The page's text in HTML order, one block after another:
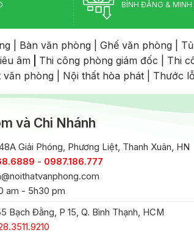
BÌNH ĐẲNG & MINH
Bàn văn phòng Ghế văn phòng
âm Thi công phòng giám đốc Thi
văn phòng Nội thất hòa phát Thước
và Chi Nhánh
Giải Phóng, Phương Liệt, Thanh Xuân, HN
- 0987.186.777
am - 5h30 pm
Bạch Đằng, P 15, Q. Bình Thạnh, HCM